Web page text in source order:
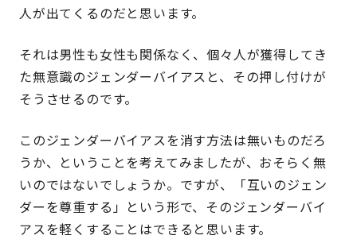
人が出てくるのだと思います。
それは男性も女性も関係なく、個々人が獲得してき
た無意識のジェンダーバイアスと、その押し付けが
そうさせるのです。
このジェンダーバイアスを消す方法は無いものだろ
うか、ということを考えてみましたが、おそらく無
いのではないでしょうか。ですが、「互いのジェン
ダーを尊重する」という形で、そのジェンダーバイ
アスを軽くすることはできると思います。